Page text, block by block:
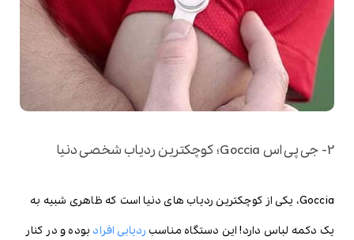
2- جی پی اس Goccia؛ کوچکترین ردیاب شخصی دنیا
Goccia، یکی از کوچکترین ردیاب های دنیا است که ظاهری شبیه به
یک دکمه لباس دارد! این دستگاه مناسب ردیابی افراد بوده و در کنار